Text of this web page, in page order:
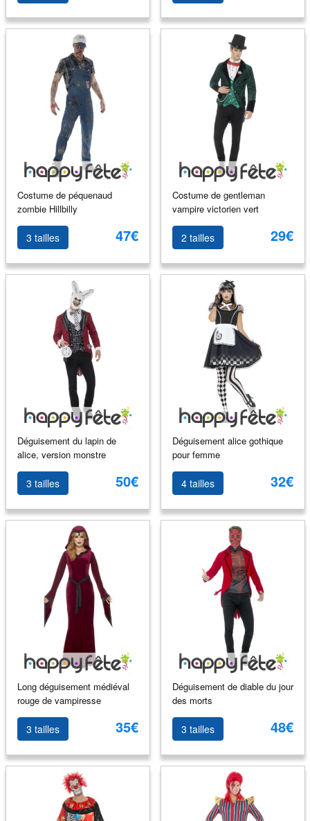
Costume de péquenaud
zombie Hillbilly
3 tailles 47€
Costume de gentleman
vampire victorien vert
2 tailles 29€
Déguisement du lapin de
alice, version monstre
3 tailles 50€
Déguisement alice gothique
pour femme
4 tailles 32€
Long déguisement médiéval
rouge de vampiresse
3 tailles 35€
Déguisement de diable du jour
des morts
3 tailles 48€